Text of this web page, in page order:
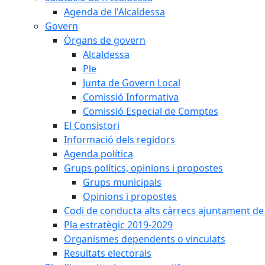
Agenda de l'Alcaldessa
Govern
Òrgans de govern
Alcaldessa
Ple
Junta de Govern Local
Comissió Informativa
Comissió Especial de Comptes
El Consistori
Informació dels regidors
Agenda política
Grups polítics, opinions i propostes
Grups municipals
Opinions i propostes
Codi de conducta alts càrrecs ajuntament
Pla estratègic 2019-2029
Organismes dependents o vinculats
Resultats electorals